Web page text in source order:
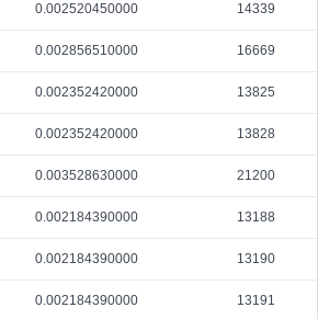
0.002520450000 14339
0.002856510000 16669
0.002352420000 13825
0.002352420000 13828
0.003528630000 21200
0.002184390000 13188
0.002184390000 13190
0.002184390000 13191